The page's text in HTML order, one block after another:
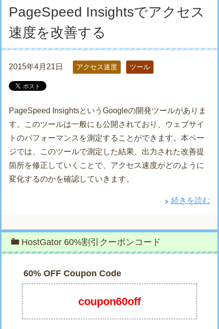
PageSpeed Insightsでアクセス
速度を改善する
2015年4月21日 アクセス速度 ツール
PageSpeed InsightsというGoogleの開発ツールがありま
す。このツールは一般にも公開されており、ウェブサイ
トのパフォーマンスを測定することができます。本ペー
ジでは、このツールで測定した結果、出力された改善提
箇所を修正していくことで、アクセス速度がどのように
変化するのかを確認していきます。
続きを読む
HostGator 60%割引クーポンコード
60% OFF Coupon Code
coupon60off